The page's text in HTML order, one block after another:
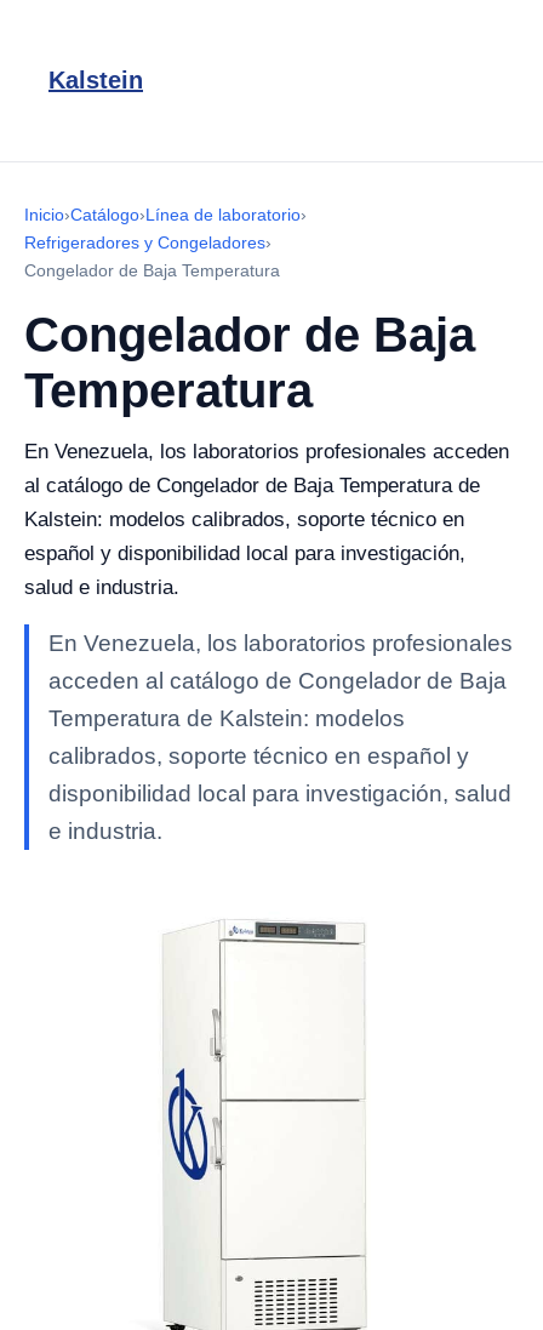
Kalstein
Inicio›Catálogo›Línea de laboratorio›
Refrigeradores y Congeladores›
Congelador de Baja Temperatura
Congelador de Baja
Temperatura
En Venezuela, los laboratorios profesionales acceden
al catálogo de Congelador de Baja Temperatura de
Kalstein: modelos calibrados, soporte técnico en
español y disponibilidad local para investigación,
salud e industria.
En Venezuela, los laboratorios profesionales
acceden al catálogo de Congelador de Baja
Temperatura de Kalstein: modelos
calibrados, soporte técnico en español y
disponibilidad local para investigación, salud
e industria.